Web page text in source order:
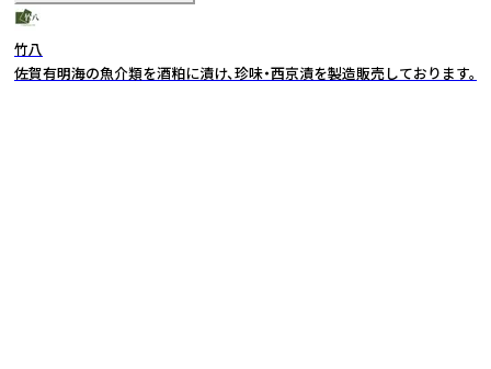
竹八
佐賀有明海の魚介類を酒粕に漬け、珍味・西京漬を製造販売しております。